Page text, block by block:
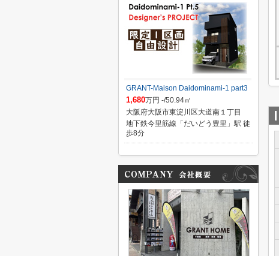
GRANT-Maison Daidominami-1 part3
1,680万円 -/50.94㎡
大阪府大阪市東淀川区大道南１丁目
地下鉄今里筋線「だいどう豊里」駅 徒
歩8分